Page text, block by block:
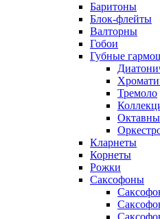
Баритоны
Блок-флейты
Валторны
Гобои
Губные
Тремоло
Кларнеты
Корнеты
Рожки
Саксофоны